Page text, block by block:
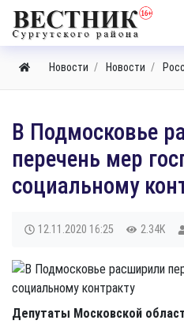
Новости Новости
В Подмосковье
перечень мер
социальному
12.11.2020 16:25 2.34K
Депутаты Московской